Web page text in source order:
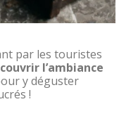
par les touristes
l’ambiance
y déguster
!